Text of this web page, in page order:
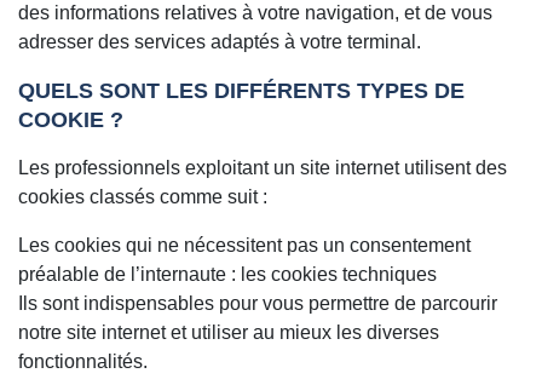
des informations relatives à votre navigation, et de vous
adresser des services adaptés à votre terminal.
QUELS SONT LES DIFFÉRENTS TYPES DE
COOKIE ?
Les professionnels exploitant un site internet utilisent des
cookies classés comme suit :
Les cookies qui ne nécessitent pas un consentement
préalable de l’internaute : les cookies techniques
Ils sont indispensables pour vous permettre de parcourir
notre site internet et utiliser au mieux les diverses
fonctionnalités.